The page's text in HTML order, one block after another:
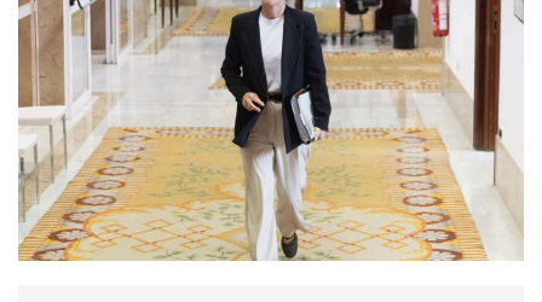
CHINA
DATOS
EXPOSICIÓN
ENTREVISTA